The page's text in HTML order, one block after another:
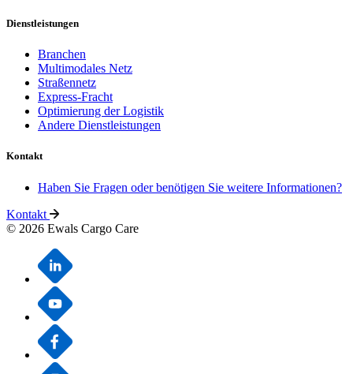
Dienstleistungen
Branchen
Multimodales Netz
Straßennetz
Express-Fracht
Optimierung der Logistik
Andere Dienstleistungen
Kontakt
Haben Sie Fragen oder benötigen Sie weitere Informationen?
Kontakt
© 2026 Ewals Cargo Care